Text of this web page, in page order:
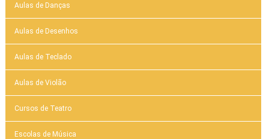
Aulas de Danças
Aulas de Desenhos
Aulas de Teclado
Aulas de Violão
Cursos de Teatro
Escolas de Música